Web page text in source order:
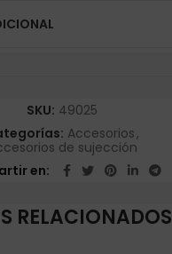
SKU: 49025
Accesorios,
de sujección
en
RELACIONADOS